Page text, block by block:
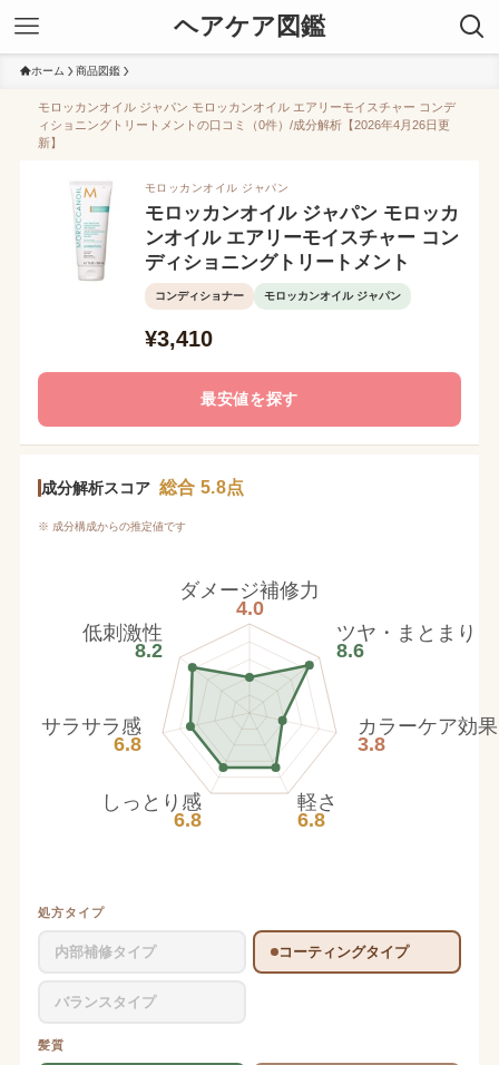
ヘアケア図鑑
ホーム 商品図鑑
モロッカンオイル ジャパン モロッカンオイル エアリーモイスチャー コンデ
ィショニングトリートメントの口コミ（0件）/成分解析【2026年4月26日更
新】
モロッカンオイル ジャパン
モロッカンオイル ジャパン モロッカ
ンオイル エアリーモイスチャー コン
ディショニングトリートメント
コンディショナー モロッカンオイル ジャパン
¥3,410
最安値を探す
成分解析スコア 総合 5.8点
※ 成分構成からの推定値です
ダメージ補修力
4.0
ツヤ・まとまり
8.6
カラーケア効果
3.8
軽さ
6.8
しっとり感
6.8
サラサラ感
6.8
低刺激性
8.2
処方タイプ
内部補修タイプ コーティングタイプ
バランスタイプ
髪質